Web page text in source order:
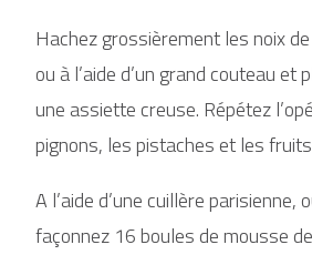
Hachez grossièrement les noix
ou à l’aide d’un grand couteau et
une assiette creuse. Répétez
pignons, les pistaches et les
A l’aide d’une cuillère parisienne,
façonnez 16 boules de mousse